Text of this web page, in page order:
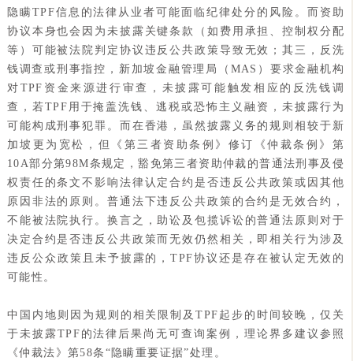
隐瞒TPF信息的法律从业者可能面临纪律处分的风险。而资助
协议本身也会因为未披露关键条款（如费用承担、控制权分配
等）可能被法院判定协议违反公共政策导致无效；其三，反洗
钱调查或刑事指控，新加坡金融管理局（MAS）要求金融机构
对TPF资金来源进行审查，未披露可能触发相应的反洗钱调
查，若TPF用于掩盖洗钱、逃税或恐怖主义融资，未披露行为
可能构成刑事犯罪。而在香港，虽然披露义务的规则相较于新
加坡更为宽松，但《第三者资助条例》修订《仲裁条例》第
10A部分第98M条规定，豁免第三者资助仲裁的普通法刑事及侵
权责任的条文不影响法律认定合约是否违反公共政策或因其他
原因非法的原则。普通法下违反公共政策的合约是无效合约，
不能被法院执行。换言之，助讼及包揽诉讼的普通法原则对于
决定合约是否违反公共政策而无效仍然相关，即相关行为涉及
违反公众政策且未予披露的，TPF协议还是存在被认定无效的
可能性。
中国内地则因为规则的相关限制及TPF起步的时间较晚，仅关
于未披露TPF的法律后果尚无可查询案例，理论界多建议参照
《仲裁法》第58条“隐瞒重要证据”处理。